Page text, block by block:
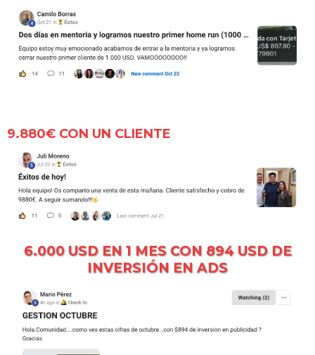
9.880€ CON UN CLIENTE
6.000 USD EN 1 MES CON 894 USD DE
INVERSIÓN EN ADS